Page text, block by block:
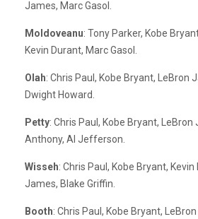
James, Marc Gasol.
Moldoveanu: Tony Parker, Kobe
Kevin Durant, Marc Gasol.
Olah: Chris Paul, Kobe Bryant, LeBron
Dwight Howard.
Petty: Chris Paul, Kobe Bryant,
Anthony, Al Jefferson.
Wisseh: Chris Paul, Kobe Bryant,
James, Blake Griffin.
Booth: Chris Paul, Kobe Bryant,